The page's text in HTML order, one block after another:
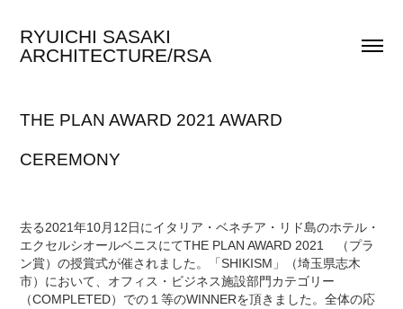
RYUICHI SASAKI
ARCHITECTURE/RSA
THE PLAN AWARD 2021 AWARD
CEREMONY
去る2021年10月12日にイタリア・ベネチア・リド島のホテル・
エクセルシオールベニスにてTHE PLAN AWARD 2021 （プラ
ン賞）の授賞式が催されました。「SHIKISM」（埼玉県志木
市）において、オフィス・ビジネス施設部門カテゴリー
（COMPLETED）での１等のWINNERを頂きました。全体の応